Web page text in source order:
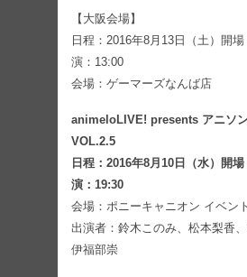
【大阪会場】
日程：2016年8月13日（土）開
演：13:00
会場：ゲーマーズなんば店
animeloLIVE! presents アニソ
VOL.2.5
日程：2016年8月10日（水）開
演：19:30
会場：ポニーキャニオン イベン
出演者：鈴木このみ、松本梨香
伊福部崇